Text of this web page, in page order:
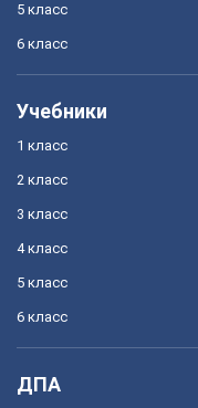
5 класс
6 класс
Учебники
1 класс
2 класс
3 класс
4 класс
5 класс
6 класс
ДПА